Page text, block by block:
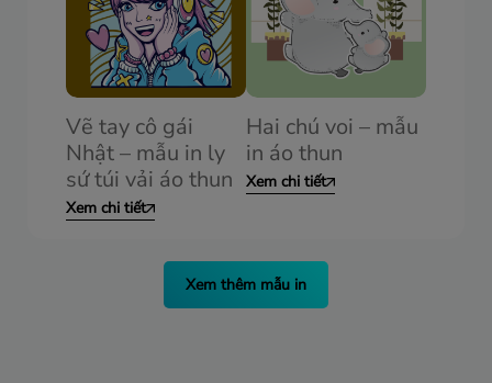
Vẽ tay cô gái
Nhật – mẫu in ly
sứ túi vải áo thun
Xem chi tiết
Hai chú voi – mẫu
in áo thun
Xem chi tiết
Xem thêm mẫu in